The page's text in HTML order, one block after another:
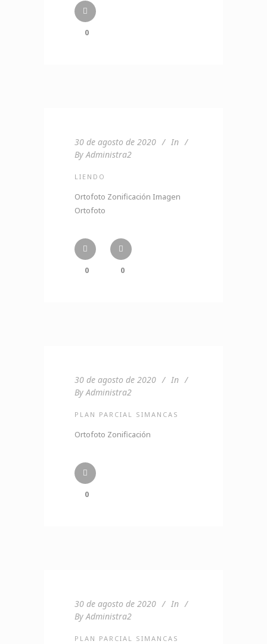
0
30 de agosto de 2020
In
By Administra2
LIENDO
Ortofoto Zonificación Imagen
Ortofoto
0 0
30 de agosto de 2020
In
By Administra2
PLAN PARCIAL SIMANCAS
Ortofoto Zonificación
0
30 de agosto de 2020
In
By Administra2
PLAN PARCIAL SIMANCAS